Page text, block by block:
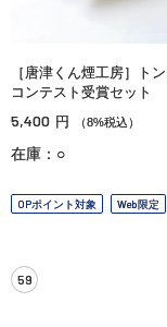
［唐津くん煙工房］ト
コンテスト受賞セット
5,400 円 （8%税込）
在庫：○
OPポイント対象 Web限定
59